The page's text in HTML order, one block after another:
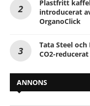
Plastfritt
introducerat
OrganoClick
Tata Steel
CO2-
ANNONS